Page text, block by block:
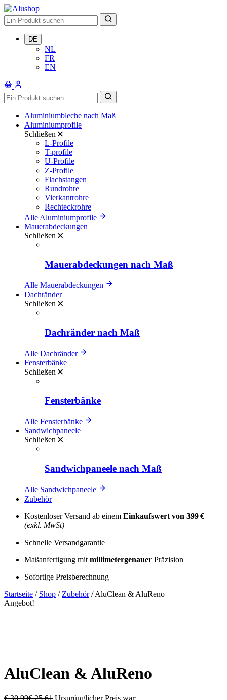
DE
NL
FR
EN
Aluminiumbleche nach Maß
Aluminiumprofile
Schließen
L-Profile
T-profile
U-Profile
Z-Profile
Flachstangen
Rundrohre
Vierkantrohre
Rechteckrohre
Alle Aluminiumprofile
Mauerabdeckungen
Schließen
Mauerabdeckungen nach Maß
Alle Mauerabdeckungen
Dachränder
Schließen
Dachränder nach Maß
Alle Dachränder
Fensterbänke
Schließen
Fensterbänke
Alle Fensterbänke
Sandwichpaneele
Schließen
Sandwichpaneele nach Maß
Alle Sandwichpaneele
Zubehör
Kostenloser Versand ab einem Einkaufswert von 399 €
(exkl. MwSt)
Schnelle Versandgarantie
Maßanfertigung mit millimetergenauer Präzision
Sofortige Preisberechnung
Startseite / Shop / Zubehör /AluClean & AluReno
Angebot!
AluClean & AluReno
€30,99€25,61 Ursprünglicher Preis war: